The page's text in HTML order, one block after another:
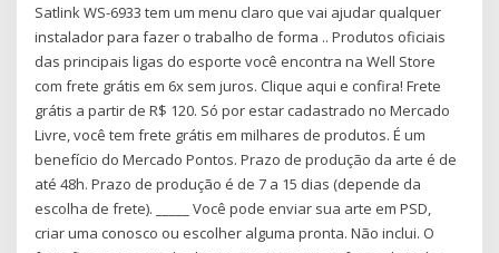
Satlink WS-6933 tem um menu claro que vai ajudar qualquer
instalador para fazer o trabalho de forma .. Produtos oficiais
das principais ligas do esporte você encontra na Well Store
com frete grátis em 6x sem juros. Clique aqui e confira! Frete
grátis a partir de R$ 120. Só por estar cadastrado no Mercado
Livre, você tem frete grátis em milhares de produtos. É um
benefício do Mercado Pontos. Prazo de produção da arte é de
até 48h. Prazo de produção é de 7 a 15 dias (depende da
escolha de frete). _____ Você pode enviar sua arte em PSD,
criar uma conosco ou escolher alguma pronta. Não inclui. O